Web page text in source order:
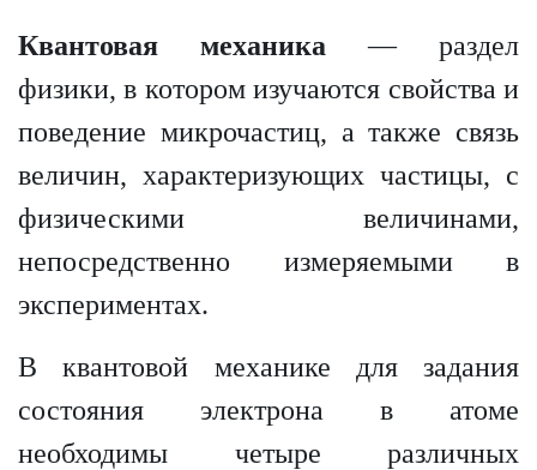
Квантовая механика — раздел
физики, в котором изучаются свойства и
поведение микрочастиц, а также связь
величин, характеризующих частицы, с
физическими величинами,
непосредственно измеряемыми в
экспериментах.
В квантовой механике для задания
состояния электрона в атоме
необходимы четыре различных